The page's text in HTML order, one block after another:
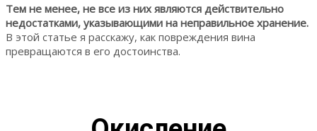
Тем не менее, не все из них являются действительно
недостатками, указывающими на неправильное хранение.
В этой статье я расскажу, как повреждения вина
превращаются в его достоинства.